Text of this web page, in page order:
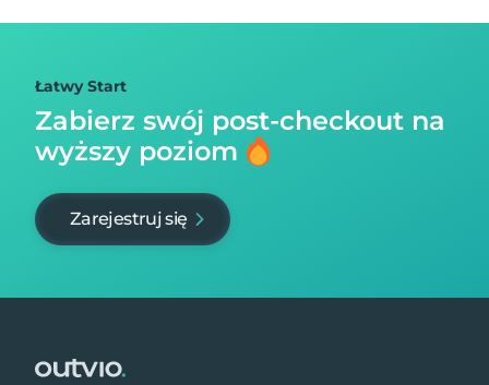
Łatwy Start
Zabierz swój post-checkout na
wyższy poziom
Zarejestruj się